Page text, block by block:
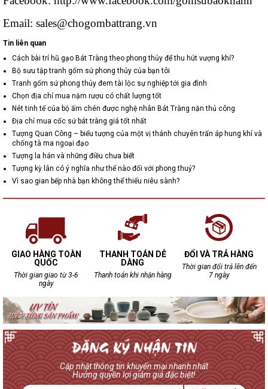
Email: sales@chogombattrang.vn
Tin liên quan
Cách bài trí hũ gạo Bát Tràng theo phong thủy để thu hút vượng khí?
Bộ sưu tập tranh gốm sứ phong thủy của bạn tôi
Tranh gốm sứ phong thủy đem tài lộc sự nghiệp tới gia đình
Chọn địa chỉ mua nậm rượu có chất lượng tốt
Nét tinh tế của bộ ấm chén được nghệ nhân Bát Tràng nặn thủ công
Địa chỉ mua cốc sứ bát tràng giá tốt nhất
Tượng Quan Công – biểu tượng của một vị thánh chuyên trấn áp hung khí và
chống tà ma ngoại đạo
Tượng la hán và những điều chưa biết
Tượng kỳ lân có ý nghĩa như thế nào đối với phong thuỷ?
Vì sao gian bếp nhà bạn không thể thiếu niêu sành?
GIAO HÀNG TOÀN
QUỐC
Thời gian giao từ 3-6
ngày
THANH TOÁN DỄ
DÀNG
Thanh toán khi nhận hàng
ĐỔI VÀ TRẢ HÀNG
Thời gian đổi trả lên đến
7 ngày
Cập nhật thông tin khuyến mại nhanh nhất
Hưởng quyền lợi giảm giá đặc biệt!